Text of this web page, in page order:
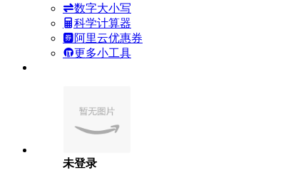
数字大小写
科学计算器
阿里云优惠券
更多小工具
未登录